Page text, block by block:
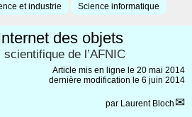
et industrie Science informatique
des objets
de l’AFNIC
Article mis en ligne le 20 mai 2014
dernière modification le 6 juin 2014
par Laurent Bloch